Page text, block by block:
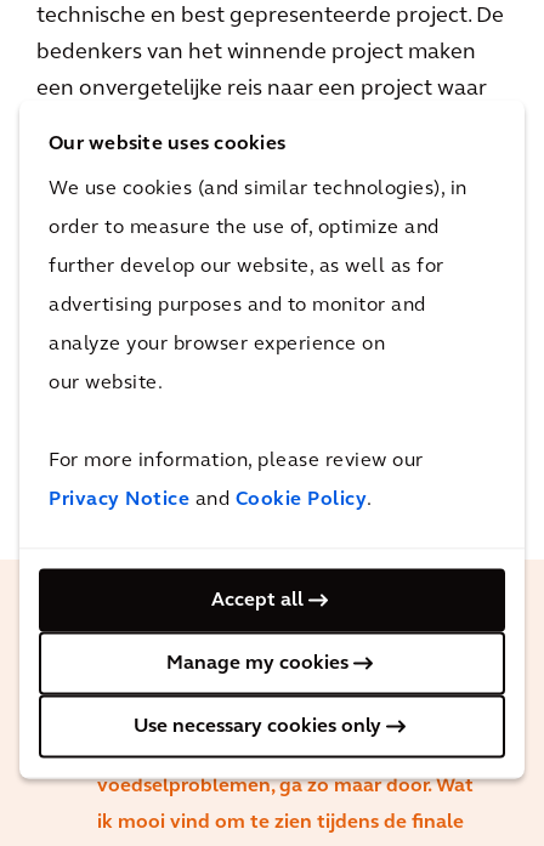
Our website uses cookies
We use cookies (and similar technologies), in
order to measure the use of, optimize and
further develop our website, as well as for
advertising purposes and to monitor and
analyze your browser experience on
our website.
For more information, please review our
Privacy Notice and Cookie Policy.
Accept all
Manage my cookies
Use necessary cookies only
technische en best gepresenteerde project. De
bedenkers van het winnende project maken
een onvergetelijke reis naar een project waar
Waarom Artcadia?
Met Artcadia zien leerlingen dat techniek
antwoorden biedt op dringende
maatschappelijke uitdagingen. Door op een
creatieve manier na te denken over deze
vraagstukken, zien ze zien hoe belangrijk, leuk
de wereld van techniek is.
Er zijn veel uitdagingen waar wij nu voor
staan als maatschappij. Grote
vraagstukken. Klimaatverandering,
voedselproblemen, ga zo maar door. Wat
ik mooi vind om te zien tijdens de finale